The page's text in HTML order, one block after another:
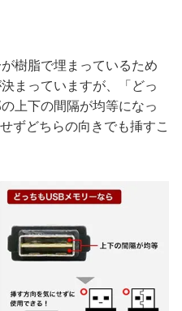
樹脂で埋まっているため
まっていますが、「どっ
上下の間隔が均等になっ
ずどちらの向きでも挿すこ